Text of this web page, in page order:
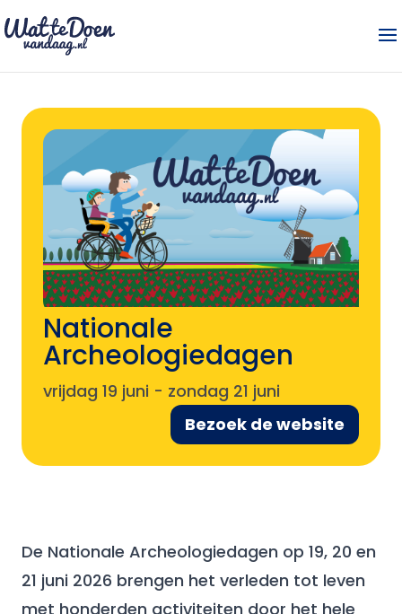
Nationale
Archeologiedagen
vrijdag 19 juni - zondag 21 juni
Bezoek de website
De Nationale Archeologiedagen op 19, 20 en
21 juni 2026 brengen het verleden tot leven
met honderden activiteiten door het hele